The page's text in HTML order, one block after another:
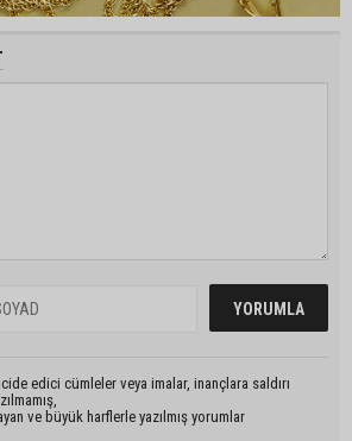
edici cümleler veya imalar, inançlara saldırı
ve büyük harflerle yazılmış yorumlar